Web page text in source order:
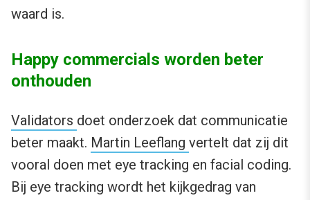
waard is.
Happy commercials worden beter
onthouden
Validators doet onderzoek dat communicatie
beter maakt. Martin Leeflang vertelt dat zij dit
vooral doen met eye tracking en facial coding.
Bij eye tracking wordt het kijkgedrag van